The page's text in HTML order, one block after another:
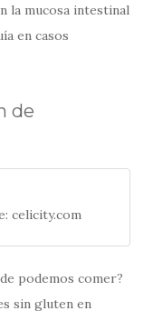
la mucosa intestinal
en casos
de
celicity.com
podemos comer?
sin gluten en